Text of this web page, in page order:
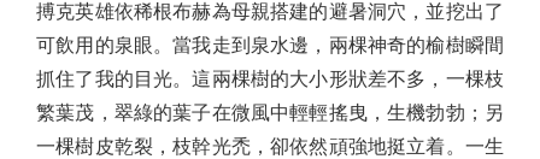
搏克英雄依稀根布赫為母親搭建的避暑洞穴，並挖出了
可飲用的泉眼。當我走到泉水邊，兩棵神奇的榆樹瞬間
抓住了我的目光。這兩棵樹的大小形狀差不多，一棵枝
繁葉茂，翠綠的葉子在微風中輕輕搖曳，生機勃勃；另
一棵樹皮乾裂，枝幹光禿，卻依然頑強地挺立着。一生